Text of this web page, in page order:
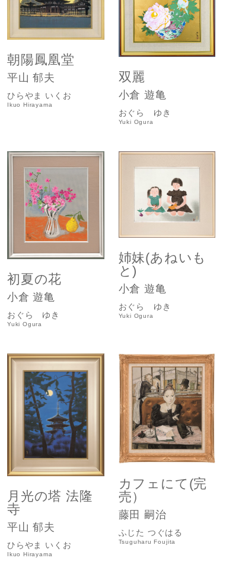
朝陽鳳凰堂
平山 郁夫
ひらやま いくお
Ikuo Hirayama
双麗
小倉 遊亀
おぐら ゆき
Yuki Ogura
初夏の花
小倉 遊亀
おぐら ゆき
Yuki Ogura
姉妹(あねいも
と)
小倉 遊亀
おぐら ゆき
Yuki Ogura
月光の塔 法隆
寺
平山 郁夫
ひらやま いくお
Ikuo Hirayama
カフェにて(完
売）
藤田 嗣治
ふじた つぐはる
Tsuguharu Foujita